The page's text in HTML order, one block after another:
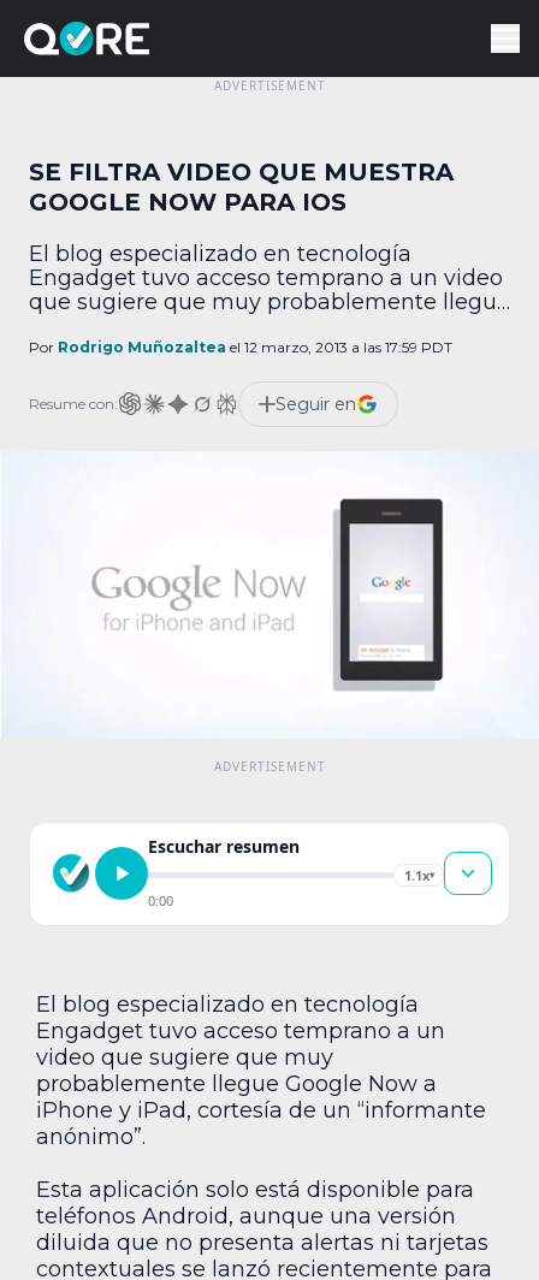
SE FILTRA VIDEO QUE MUESTRA
GOOGLE NOW PARA IOS
El blog especializado en tecnología
Engadget tuvo acceso temprano a un video
que sugiere que muy probablemente llegue
“informante anónimo”. Esta aplicación solo
aunque una versión diluida que no presenta
alertas ni tarjetas contextuales se lanzó
Por Rodrigo Muñozaltea el 12 marzo, 2013 a las 17:59 PDT
Resume con: Seguir en
Escuchar resumen
1.1x▾
0:00
El blog especializado en tecnología
Engadget tuvo acceso temprano a un
video que sugiere que muy
probablemente llegue Google Now a
iPhone y iPad, cortesía de un “informante
anónimo”.
Esta aplicación solo está disponible para
teléfonos Android, aunque una versión
diluida que no presenta alertas ni tarjetas
contextuales se lanzó recientemente para